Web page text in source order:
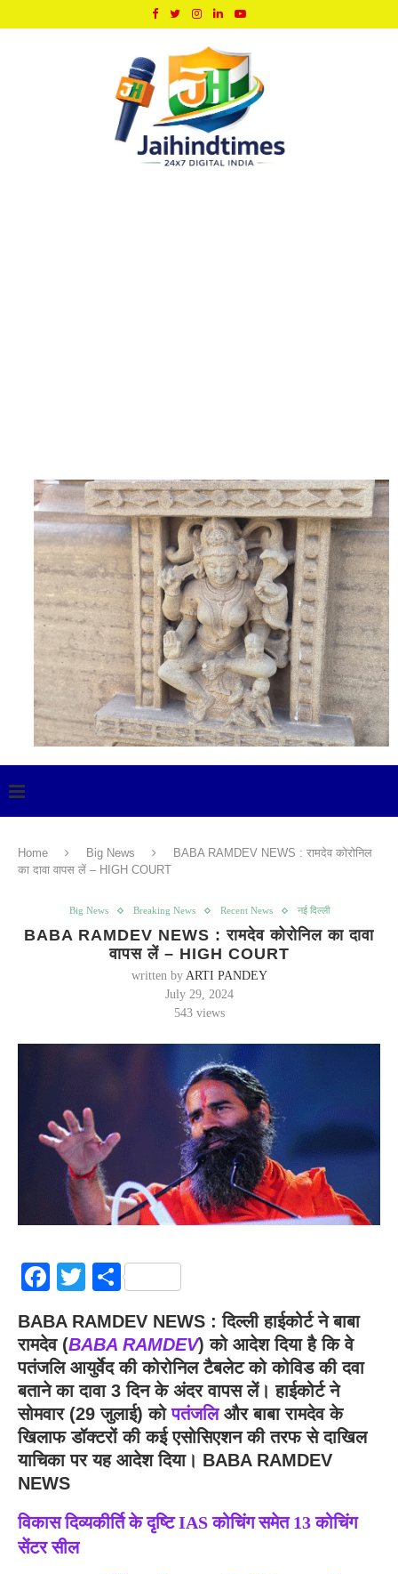
Home Big News
BABA RAMDEV NEWS : रामदेव कोरोनिल
का दावा वापस लें – HIGH COURT
Big News Breaking News Recent News नई दिल्ली
BABA RAMDEV NEWS : रामदेव कोरोनिल का दावा
वापस लें – HIGH COURT
written by ARTI PANDEY
July 29, 2024
543views
Facebook
Twitter
Share
BABA RAMDEV NEWS : दिल्ली हाईकोर्ट ने बाबा
रामदेव (BABA RAMDEV) को आदेश दिया है कि वे
पतंजलि आयुर्वेद की कोरोनिल टैबलेट को कोविड की दवा
बताने का दावा 3 दिन के अंदर वापस लें। हाईकोर्ट ने
सोमवार (29 जुलाई) कोपतंजलिऔर बाबा रामदेव के
खिलाफ डॉक्टरों की कई एसोसिएशन की तरफ से दाखिल
याचिका पर यह आदेश दिया। BABA RAMDEV
NEWS
विकास दिव्यकीर्ति के दृष्टि IAS कोचिंग समेत 13 कोचिंग
सेंटर सील